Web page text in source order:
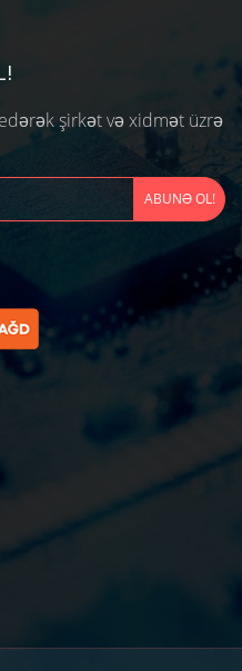
şirkət və xidmət üzrə